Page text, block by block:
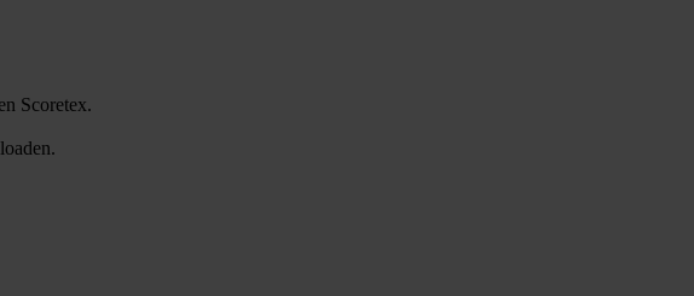
Scoretex.